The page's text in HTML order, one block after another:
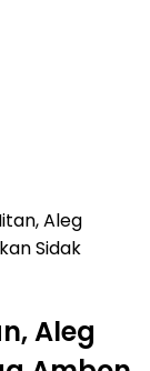
Aleg
Sidak
Aleg